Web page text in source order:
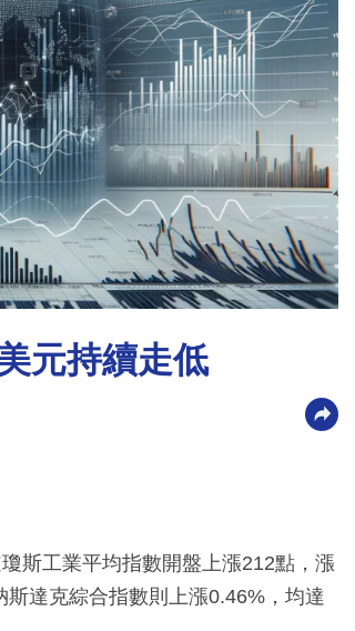
元持續走低
斯工業平均指數開盤上漲212點，漲
達克綜合指數則上漲0.46%，均達